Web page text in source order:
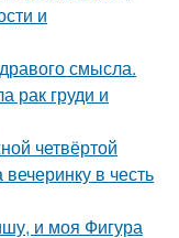
и
смысла.
рак груди и
четвёртой
в честь
и моя Фигура